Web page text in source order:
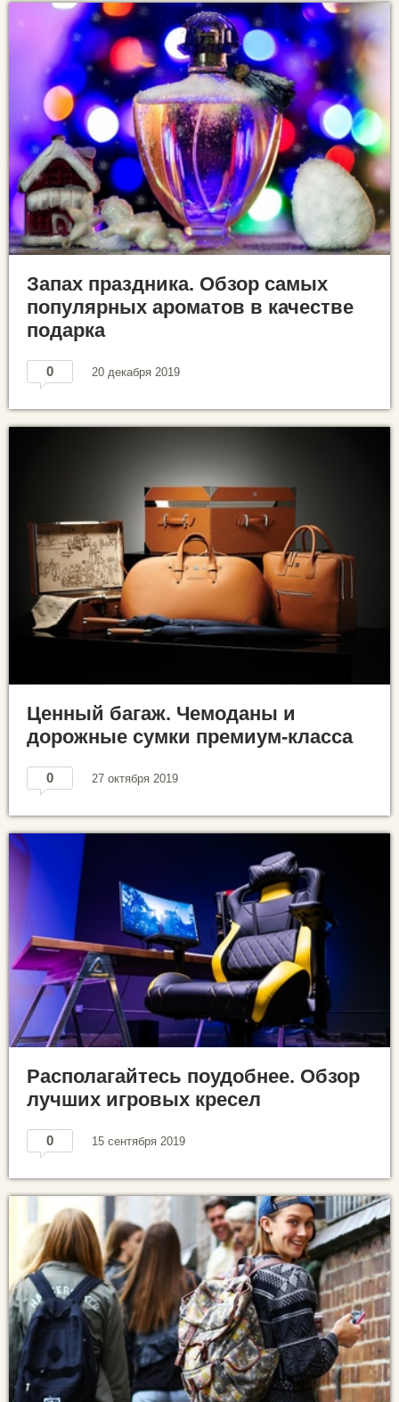
Запах праздника. Обзор самых
популярных ароматов в качестве
подарка
0 20 декабря 2019
Ценный багаж. Чемоданы и
дорожные сумки премиум-класса
0 27 октября 2019
Располагайтесь поудобнее. Обзор
лучших игровых кресел
0 15 сентября 2019